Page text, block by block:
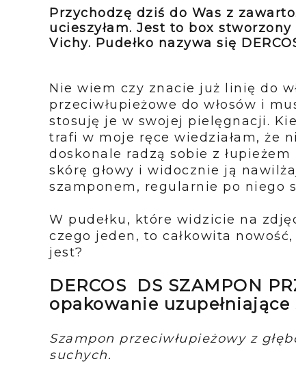
Przychodzę dziś do Was z
ucieszyłam. Jest to box
Vichy. Pudełko nazywa się
Nie wiem czy znacie już linię do
przeciwłupieżowe do włosów i
stosuję je w swojej pielęgnacji.
trafi w moje ręce wiedziałam, że
doskonale radzą sobie z
skórę głowy i widocznie ją
szamponem, regularnie po niego
W pudełku, które widzicie na
czego jeden, to całkowita
jest?
DERCOS DS SZAMPON
opakowanie uzupełniające
Szampon przeciwłupieżowy z
suchych.